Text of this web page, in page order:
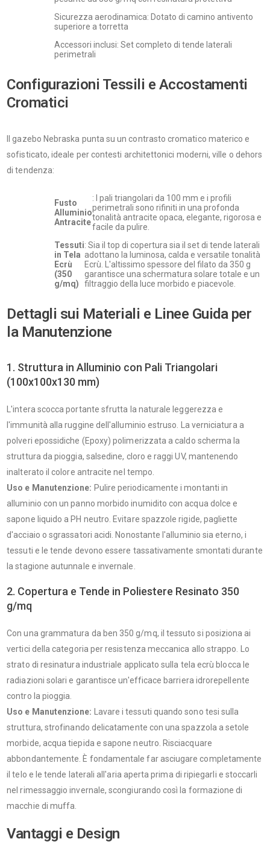
Sicurezza aerodinamica: Dotato di camino antivento
superiore a torretta
Accessori inclusi: Set completo di tende laterali
perimetrali
Configurazioni Tessili e Accostamenti
Cromatici
Il gazebo Nebraska punta su un contrasto cromatico materico e
sofisticato, ideale per contesti architettonici moderni, ville o dehors
di tendenza:
Fusto
Alluminio
Antracite
: I pali triangolari da 100 mm e i profili
perimetrali sono rifiniti in una profonda
tonalità antracite opaca, elegante, rigorosa e
facile da pulire.
Tessuti
in Tela
Ecrù
(350
g/mq)
: Sia il top di copertura sia il set di tende laterali
adottano la luminosa, calda e versatile tonalità
Ecrù. L'altissimo spessore del filato da 350 g
garantisce una schermatura solare totale e un
filtraggio della luce morbido e piacevole.
Dettagli sui Materiali e Linee Guida per
la Manutenzione
1. Struttura in Alluminio con Pali Triangolari
(100x100x130 mm)
L'intera scocca portante sfrutta la naturale leggerezza e
l'immunità alla ruggine dell'alluminio estruso. La verniciatura a
polveri epossidiche (Epoxy) polimerizzata a caldo scherma la
struttura da pioggia, salsedine, cloro e raggi UV, mantenendo
inalterato il colore antracite nel tempo.
Uso e Manutenzione: Pulire periodicamente i montanti in
alluminio con un panno morbido inumidito con acqua dolce e
sapone liquido a PH neutro. Evitare spazzole rigide, pagliette
d'acciaio o sgrassatori acidi. Nonostante l'alluminio sia eterno, i
tessuti e le tende devono essere tassativamente smontati durante
la stagione autunnale e invernale.
2. Copertura e Tende in Poliestere Resinato 350
g/mq
Con una grammatura da ben 350 g/mq, il tessuto si posiziona ai
vertici della categoria per resistenza meccanica allo strappo. Lo
strato di resinatura industriale applicato sulla tela ecrù blocca le
radiazioni solari e garantisce un'efficace barriera idrorepellente
contro la pioggia.
Uso e Manutenzione: Lavare i tessuti quando sono tesi sulla
struttura, strofinando delicatamente con una spazzola a setole
morbide, acqua tiepida e sapone neutro. Risciacquare
abbondantemente. È fondamentale far asciugare completamente
il telo e le tende laterali all'aria aperta prima di ripiegarli e stoccarli
nel rimessaggio invernale, scongiurando così la formazione di
macchie di muffa.
Vantaggi e Design